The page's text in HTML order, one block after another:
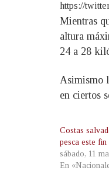
https://
Mientras
altura
24 a 28
Asimismo
en ciertos
Costas
pesca este fin
sábado, 11
En